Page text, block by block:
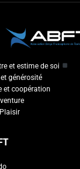
et estime de soi
générosité
et coopération
Plaisir